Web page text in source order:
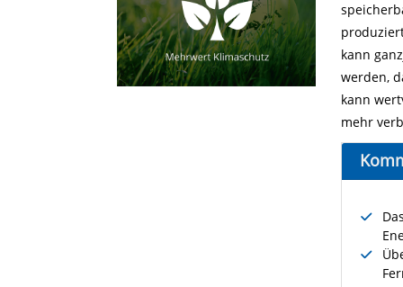
kann
werden,
kann
mehr